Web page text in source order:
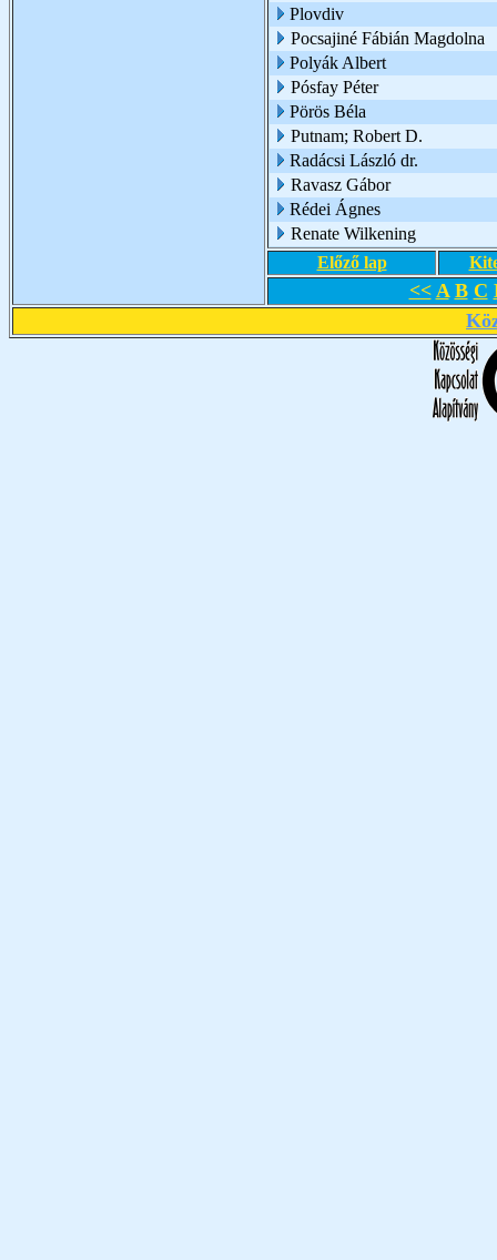
Plovdiv
Pocsajiné Fábián Magdolna
Polyák Albert
Pósfay Péter
Pörös Béla
Putnam; Robert D.
Radácsi László dr.
Ravasz Gábor
Rédei Ágnes
Renate Wilkening
Előző lap
<< A B C